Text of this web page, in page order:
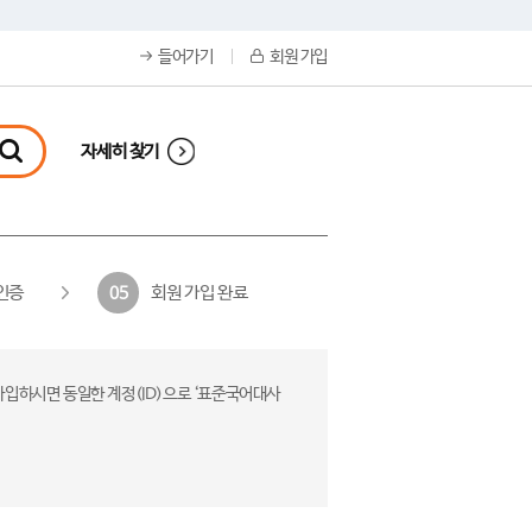
들어가기 회원 가입
자세히 찾기
증 05 회원 가입 완료
하시면 동일한 계정(ID)으로 ‘표준국어대사